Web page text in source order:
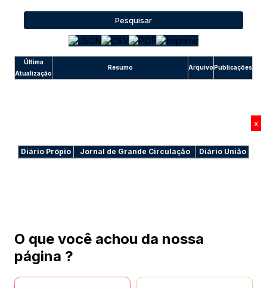
Pesquisar
Última
Atualização
Resumo ArquivoPublicações
x
Diário Própio Jornal de Grande Circulação Diário União
O que você achou da nossa
página ?